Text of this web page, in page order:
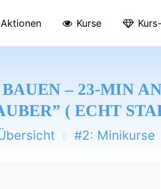
Kurse
– 23-MIN
( ECHT
#2: Minikurse